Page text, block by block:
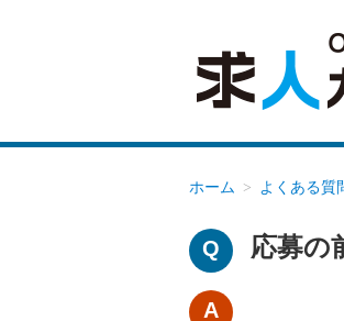
ホーム よくある質
応募の